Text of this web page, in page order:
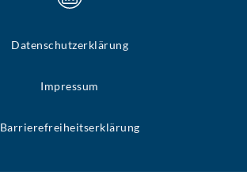
Datenschutzerklärung
Impressum
Barrierefreiheitserklärung